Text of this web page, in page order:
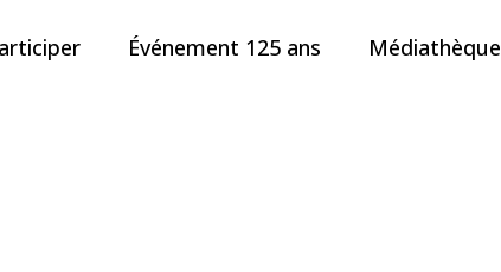
Événement 125 ans Médiathèque